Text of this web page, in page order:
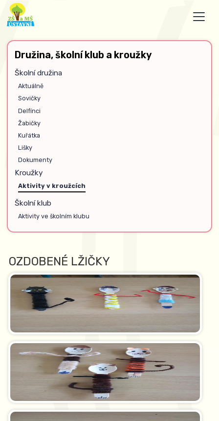
Družina, školní klub a kroužky
Školní družina
Aktuálně
Sovičky
Delfínci
Žabičky
Kuřátka
Lišky
Dokumenty
Kroužky
Aktivity v kroužcích
Školní klub
Aktivity ve školním klubu
OZDOBENÉ LŽIČKY